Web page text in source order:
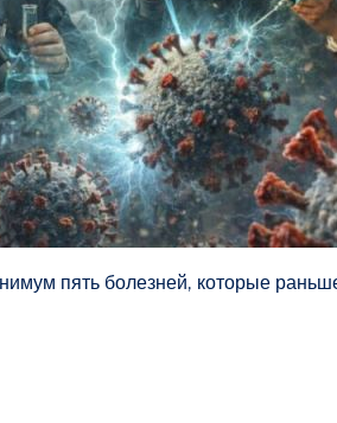
пять болезней, которые